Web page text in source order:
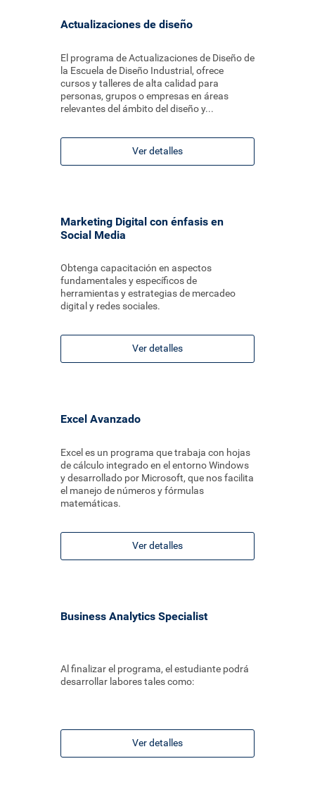
Actualizaciones de diseño
El programa de Actualizaciones de Diseño de
la Escuela de Diseño Industrial, ofrece
cursos y talleres de alta calidad para
personas, grupos o empresas en áreas
relevantes del ámbito del diseño y...
Ver detalles
Marketing Digital con énfasis en
Social Media
Obtenga capacitación en aspectos
fundamentales y específicos de
herramientas y estrategias de mercadeo
digital y redes sociales.
Ver detalles
Excel Avanzado
Excel es un programa que trabaja con hojas
de cálculo integrado en el entorno Windows
y desarrollado por Microsoft, que nos facilita
el manejo de números y fórmulas
matemáticas.
Ver detalles
Business Analytics Specialist
Al finalizar el programa, el estudiante podrá
desarrollar labores tales como:
Ver detalles